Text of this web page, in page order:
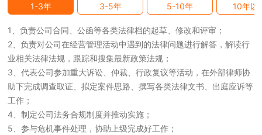
1-3年 3-5年 5-10年 10年以
1、负责公司合同、公函等各类法律档的起草、修改和评审；
2、负责对公司在经营管理活动中遇到的法律问题进行解答，解读行
业相关法律法规，跟踪和搜集最新政策法规；
3、代表公司参加重大诉讼、仲裁、行政复议等活动，在外部律师协
助下完成调查取证、拟定案件思路、撰写各类法律文书、出庭应诉等
工作；
4、制定公司法务合规制度并推动实施；
5、参与危机事件处理，协助上级完成好工作；